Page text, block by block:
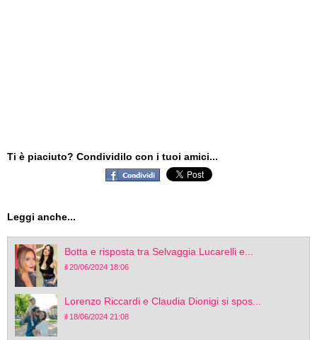
Ti è piaciuto? Condividilo con i tuoi amici...
Leggi anche...
Botta e risposta tra Selvaggia Lucarelli e...
il 20/06/2024 18:06
Lorenzo Riccardi e Claudia Dionigi si spos...
il 18/06/2024 21:08